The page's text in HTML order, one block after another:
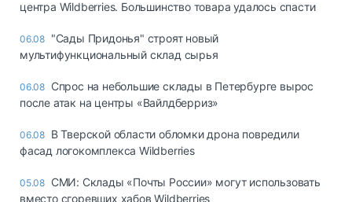
центра Wildberries. Большинство товара удалось спасти
06.08 "Сады Придонья" строят новый
мультифункциональный склад сырья
06.08 Спрос на небольшие склады в Петербурге вырос
после атак на центры «Вайлдберриз»
06.08 В Тверской области обломки дрона повредили
фасад логокомплекса Wildberries
05.08 СМИ: Склады «Почты России» могут использовать
вместо сгоревших хабов Wildberries